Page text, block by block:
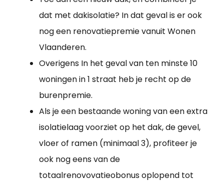
dat met dakisolatie? In dat geval is er ook
nog een renovatiepremie vanuit Wonen
Vlaanderen.
Overigens In het geval van ten minste 10
woningen in 1 straat heb je recht op de
burenpremie.
Als je een bestaande woning van een extra
isolatielaag voorziet op het dak, de gevel,
vloer of ramen (minimaal 3), profiteer je
ook nog eens van de
totaalrenovovatieobonus oplopend tot